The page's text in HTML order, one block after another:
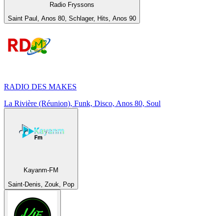
Radio Fryssons
Saint Paul, Anos 80, Schlager, Hits, Anos 90
RADIO DES MAKES
La Rivière (Réunion), Funk, Disco, Anos 80, Soul
Kayanm-FM
Saint-Denis, Zouk, Pop